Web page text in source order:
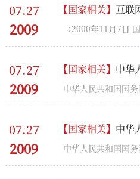
07.27
2009
【国家相关】 互联
07.27
2009
【国家相关】 中华人
07.27
2009
【国家相关】 中华人